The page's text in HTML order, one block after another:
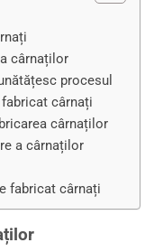
cârnaților
procesul
cârnați
cârnaților
a cârnaților
fabricat cârnați